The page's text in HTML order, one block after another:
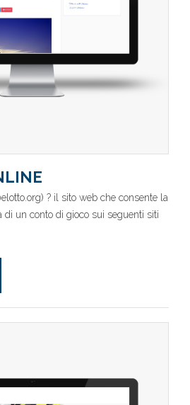
? il sito web che consente la
di un conto di gioco sui seguenti siti